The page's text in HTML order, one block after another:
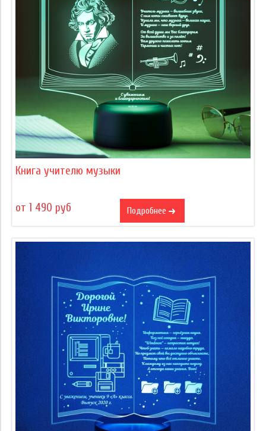
Книга учителю музыки
от 1 490 руб Подробнее